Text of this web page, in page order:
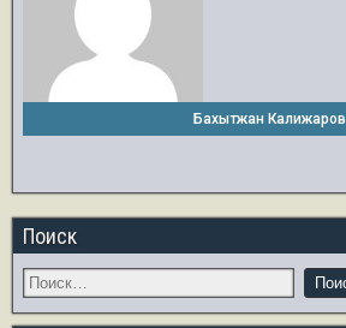
Бахытжан Калижаров
Поиск